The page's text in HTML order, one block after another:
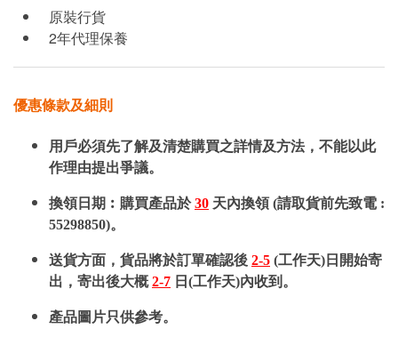
原裝行貨
2年代理保養
優惠條款及細則
用戶必須先了解及清楚購買之詳情及方法，不能以此
作理由提出爭議。
換領日期︰購買產品於30 天內換領 (請取貨前先致電 :
55298850)。
送貨方面，貨品將於訂單確認後 2-5 (工作天)日開始寄
出，寄出後大概2-7 日(工作天)內收到。
產品圖片只供參考。